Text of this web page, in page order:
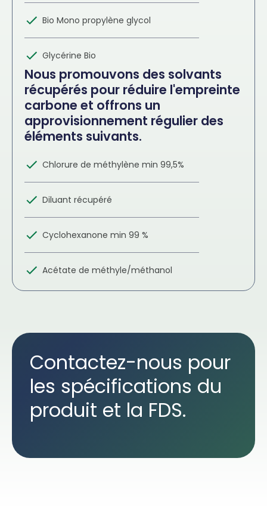
Bio Mono propylène glycol
Glycérine Bio
Nous promouvons des solvants
récupérés pour réduire l'empreinte
carbone et offrons un
approvisionnement régulier des
éléments suivants.
Chlorure de méthylène min 99,5%
Diluant récupéré
Cyclohexanone min 99 %
Acétate de méthyle/méthanol
Contactez-nous pour
les spécifications du
produit et la FDS.